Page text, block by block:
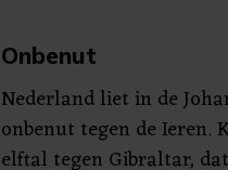
Onbenut
Nederland liet in de
onbenut tegen de Ieren.
elftal tegen Gibraltar,